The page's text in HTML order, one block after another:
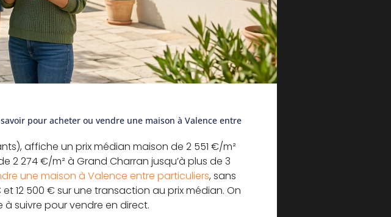
pour acheter ou vendre une maison à Valence entre
affiche un prix médian maison de 2 551 €/m²
2 274 €/m² à Grand Charran jusqu’à plus de 3
une maison à Valence entre particuliers, sans
12 500 € sur une transaction au prix médian. On
à suivre pour vendre en direct.